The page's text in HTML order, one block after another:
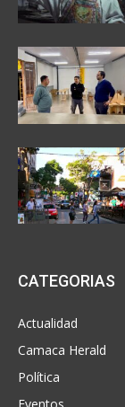
CATEGORIAS
Actualidad
Camaca Herald
Política